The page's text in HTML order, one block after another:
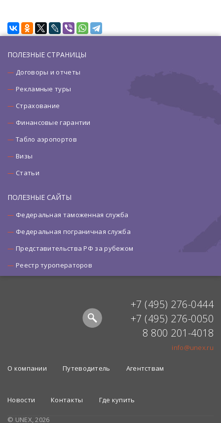
ПОЛЕЗНЫЕ СТРАНИЦЫ
Договоры и отчеты
Рекламные туры
Страхование
Финансовые гарантии
Табло аэропортов
Визы
Статьи
ПОЛЕЗНЫЕ САЙТЫ
Федеральная таможенная служба
Федеральная пограничная служба
Представительства РФ за рубежом
Реестр туроператоров
+7 (495) 276-0444
+7 (495) 276-0050
8 800 201-4018
info@unex.ru
О компании Путеводитель Агентствам
Новости Контакты Где купить
© UNEX, 2026